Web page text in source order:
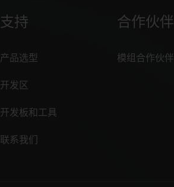
支持
产品选型
开发区
开发板和工具
联系我们
合作伙伴
模组合作伙伴